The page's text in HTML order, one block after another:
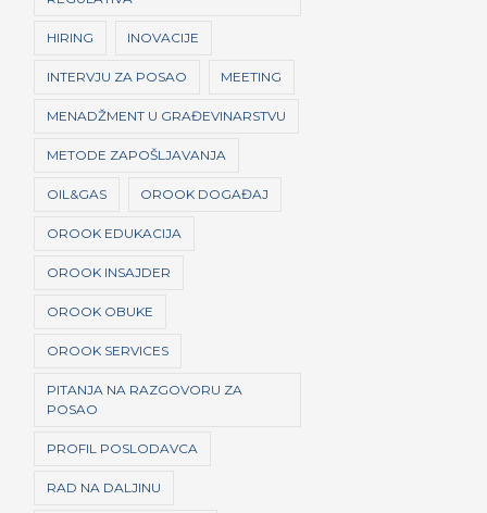
HIRING INOVACIJE
INTERVJU ZA POSAO MEETING
MENADŽMENT U GRAĐEVINARSTVU
METODE ZAPOŠLJAVANJA
OIL&GAS OROOK DOGAĐAJ
OROOK EDUKACIJA
OROOK INSAJDER
OROOK OBUKE
OROOK SERVICES
PITANJA NA RAZGOVORU ZA
POSAO
PROFIL POSLODAVCA
RAD NA DALJINU